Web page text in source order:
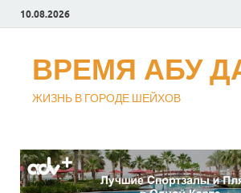
10.08.2026
ВРЕМЯ АБУ
ЖИЗНЬ В ГОРОДЕ ШЕЙХОВ